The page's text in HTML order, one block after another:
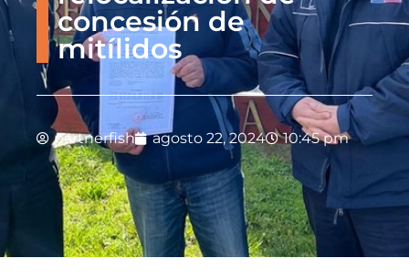
concesión de
mitílidos
partnerfish agosto 22, 2024 10:45 pm